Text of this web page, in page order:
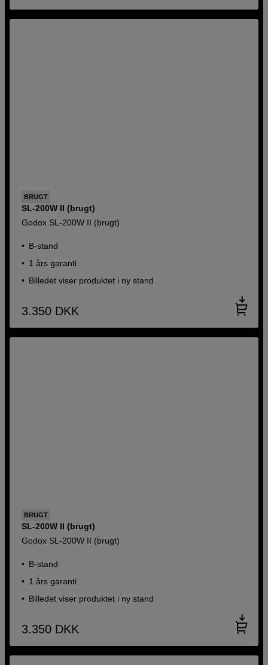
BRUGT
SL-200W II (brugt)
Godox SL-200W II (brugt)
B-stand
1 års garanti
Billedet viser produktet i ny stand
3.350 DKK
BRUGT
SL-200W II (brugt)
Godox SL-200W II (brugt)
B-stand
1 års garanti
Billedet viser produktet i ny stand
3.350 DKK